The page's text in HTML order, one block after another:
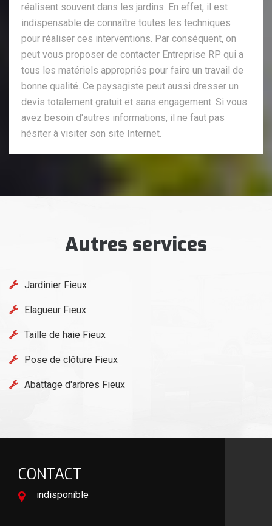
réalisent souvent dans les jardins. En effet, il est
indispensable de connaître toutes les techniques
pour réaliser ces interventions. Par conséquent, on
peut vous proposer de contacter Entreprise RP qui a
tous les matériels appropriés pour faire un travail de
bonne qualité. Ce paysagiste peut aussi dresser un
devis totalement gratuit et sans engagement. Si vous
avez besoin d'autres informations, il ne faut pas
hésiter à visiter son site Internet.
Autres services
Jardinier Fieux
Elagueur Fieux
Taille de haie Fieux
Pose de clôture Fieux
Abattage d'arbres Fieux
CONTACT
indisponible